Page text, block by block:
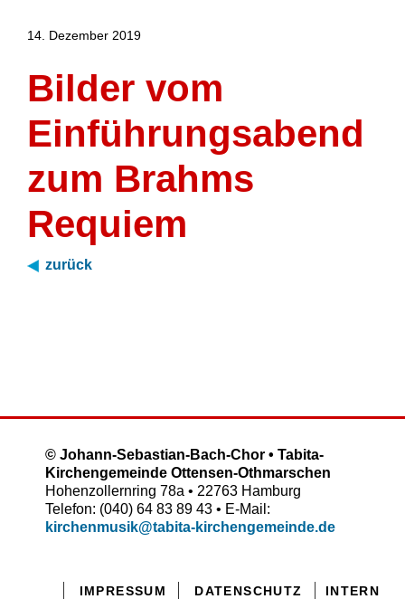
14. Dezember 2019
Bilder vom
Einführungsabend
zum Brahms
Requiem
zurück
© Johann-Sebastian-Bach-Chor • Tabita-
Kirchengemeinde Ottensen-Othmarschen
Hohenzollernring 78a • 22763 Hamburg
Telefon: (040) 64 83 89 43 • E-Mail:
kirchenmusik@tabita-kirchengemeinde.de
IMPRESSUM DATENSCHUTZ INTERN